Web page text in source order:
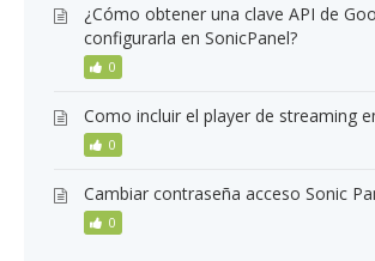
¿Cómo obtener una clave API de
configurarla en SonicPanel?
0
Como incluir el player de streaming
0
Cambiar contraseña acceso Sonic
0